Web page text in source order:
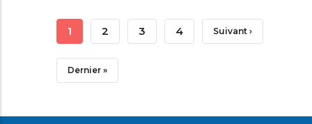
Pagination
Page
Courante
1 Page
2 Page
3 Page
4 Page
Suivant ›
Dernière
Dernier »